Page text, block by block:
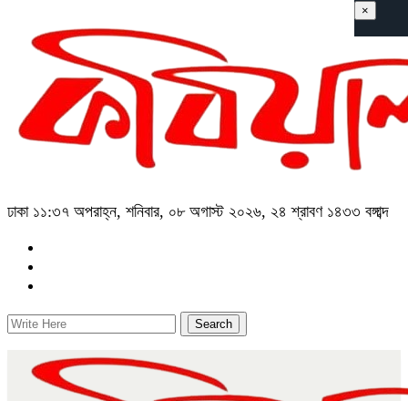
ঢাকা ১১:৩৭ অপরাহ্ন, শনিবার, ০৮ অগাস্ট ২০২৬, ২৪ শ্রাবণ ১৪৩৩ বঙ্গাব্দ
×